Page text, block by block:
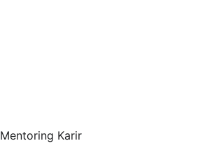
Mentoring Karir